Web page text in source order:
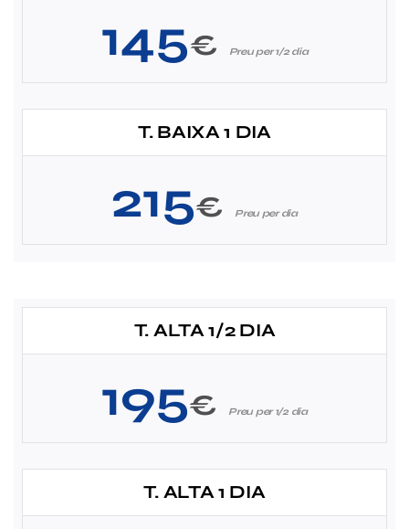
145€ Preu per 1/2 dia
T. BAIXA 1 DIA
215€ Preu per dia
T. ALTA 1/2 DIA
195€ Preu per 1/2 dia
T. ALTA 1 DIA